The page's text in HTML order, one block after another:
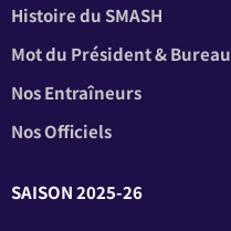
Histoire du SMASH
Mot du Président & Bureau
Nos Entraîneurs
Nos Officiels
SAISON 2025-26